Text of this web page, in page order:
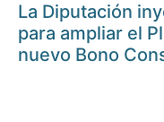
La Diputación
para ampliar el
nuevo Bono